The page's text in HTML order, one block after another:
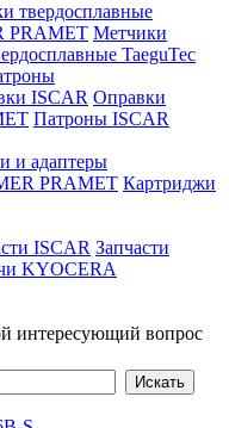
твердосплавные
PRAMET Метчики
TaeguTec
ISCAR Оправки
Патроны ISCAR
и адаптеры
PRAMET Картриджи
ISCAR Запчасти
KYOCERA
интересующий вопрос